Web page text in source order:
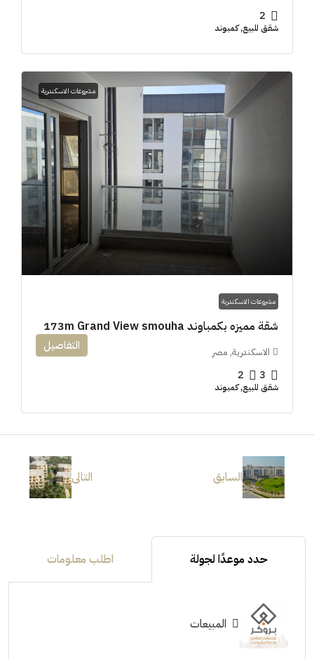
2
شقق للبيع, كمبوند
مشروعات الاسكندرية
مشروعات الاسكندرية
شقة مميزه بكمباوند 173m Grand View smouha
الاسكندرية, مصر
3
2
شقق للبيع, كمبوند
التفاصيل
السابق التالى
حدد موعدًا لجولة اطلب معلومات
المبيعات